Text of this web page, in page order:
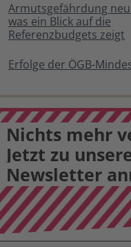
Armutsgefährdung
was ein Blick auf die
Referenzbudgets zeigt
Erfolge der ÖGB-
Nichts mehr
Jetzt zu
Newsletter